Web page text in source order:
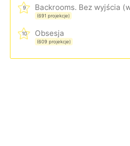
9
(691 projekcje)
10 Obsesja
(609 projekcje)